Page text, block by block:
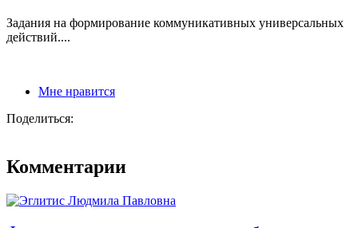
Задания на формирование коммуникативных универсальных
действий....
Мне нравится
Поделиться:
Комментарии